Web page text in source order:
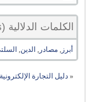
الكلمات الدلالية (Tags)
أبرز ,مصادر , الدين,
« دليل التجارة